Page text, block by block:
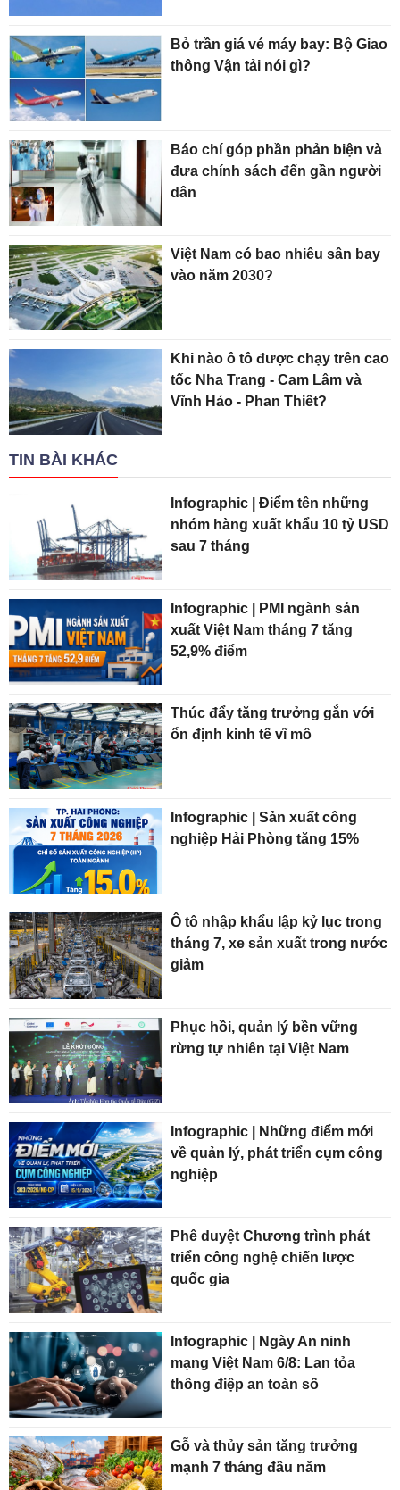
Bỏ trần giá vé máy bay: Bộ Giao
thông Vận tải nói gì?
Báo chí góp phần phản biện và
đưa chính sách đến gần người
dân
Việt Nam có bao nhiêu sân bay
vào năm 2030?
Khi nào ô tô được chạy trên cao
tốc Nha Trang - Cam Lâm và
Vĩnh Hảo - Phan Thiết?
TIN BÀI KHÁC
Infographic | Điểm tên những
nhóm hàng xuất khẩu 10 tỷ USD
sau 7 tháng
Infographic | PMI ngành sản
xuất Việt Nam tháng 7 tăng
52,9% điểm
Thúc đẩy tăng trưởng gắn với
ổn định kinh tế vĩ mô
Infographic | Sản xuất công
nghiệp Hải Phòng tăng 15%
Ô tô nhập khẩu lập kỷ lục trong
tháng 7, xe sản xuất trong nước
giảm
Phục hồi, quản lý bền vững
rừng tự nhiên tại Việt Nam
Infographic | Những điểm mới
về quản lý, phát triển cụm công
nghiệp
Phê duyệt Chương trình phát
triển công nghệ chiến lược
quốc gia
Infographic | Ngày An ninh
mạng Việt Nam 6/8: Lan tỏa
thông điệp an toàn số
Gỗ và thủy sản tăng trưởng
mạnh 7 tháng đầu năm